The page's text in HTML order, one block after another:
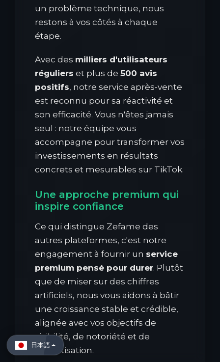
un problème technique, nous
restons à vos côtés à chaque
étape.
Avec des milliers d'utilisateurs
réguliers et plus de 500 avis
positifs, notre service après-vente
est reconnu pour sa réactivité et
son efficacité. Vous n'êtes jamais
seul : notre équipe vous
accompagne pour transformer vos
investissements en résultats
concrets et mesurables sur TikTok.
Une approche premium qui
inspire confiance
Ce qui distingue Zefame des
autres plateformes, c'est notre
engagement à fournir un service
premium pensé pour durer. Plutôt
que de miser sur des chiffres
artificiels, nous vous aidons à bâtir
une croissance stable et crédible,
alignée avec vos objectifs de
visibilité, de notoriété et de
monétisation.
日本語